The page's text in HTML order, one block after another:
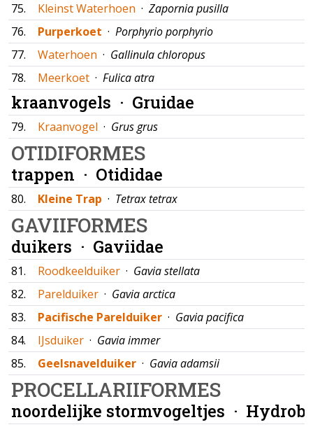
75. Kleinst Waterhoen · Zapornia pusilla
76.
Purperkoet · Porphyrio porphyrio
77.
Waterhoen · Gallinula chloropus
78.
Meerkoet · Fulica atra
kraanvogels · Gruidae
79. Kraanvogel · Grus grus
OTIDIFORMES
trappen · Otididae
80. Kleine Trap · Tetrax tetrax
GAVIIFORMES
duikers · Gaviidae
81. Roodkeelduiker · Gavia stellata
82.
Parelduiker · Gavia arctica
83.
Pacifische Parelduiker · Gavia pacifica
84.
IJsduiker · Gavia immer
85.
Geelsnavelduiker · Gavia adamsii
PROCELLARIIFORMES
noordelijke stormvogeltjes ·